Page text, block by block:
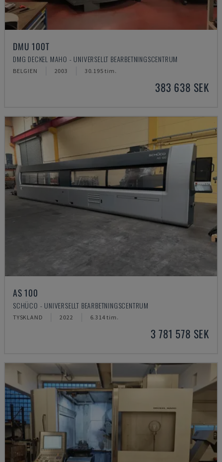
DMU 100T
DMG DECKEL MAHO - UNIVERSELLT BEARBETNINGSCENTRUM
BELGIEN 2003 30.195 tim.
383 638 SEK
AS 100
SCHÜCO - UNIVERSELLT BEARBETNINGSCENTRUM
TYSKLAND 2022 6.314 tim.
3 781 578 SEK